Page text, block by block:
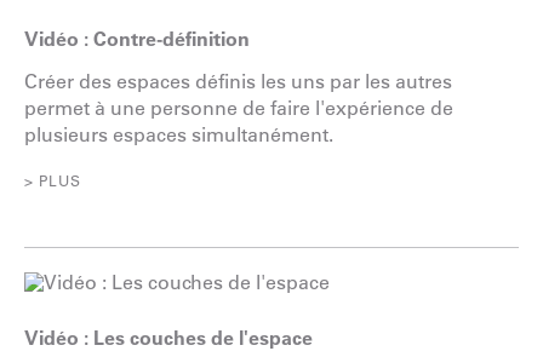
Vidéo : Contre-définition
Créer des espaces définis les uns par les autres
permet à une personne de faire l'expérience de
plusieurs espaces simultanément.
> PLUS
Vidéo : Les couches de l'espace